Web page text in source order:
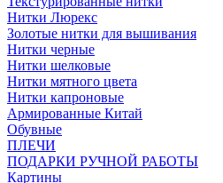
Нитки Люрекс
Золотые нитки для вышивания
Нитки черные
Нитки шелковые
Нитки мятного цвета
Нитки капроновые
Армированные Китай
Обувные
ПЛЕЧИ
ПОДАРКИ РУЧНОЙ РАБОТЫ
Картины